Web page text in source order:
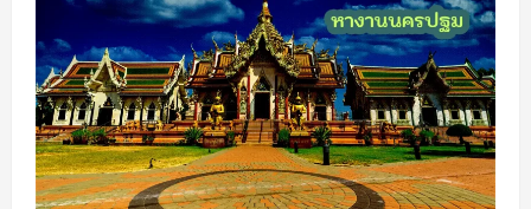
สร้าง
แรง
บันดาล
ใจ
ให้
กับ
ตนเอง